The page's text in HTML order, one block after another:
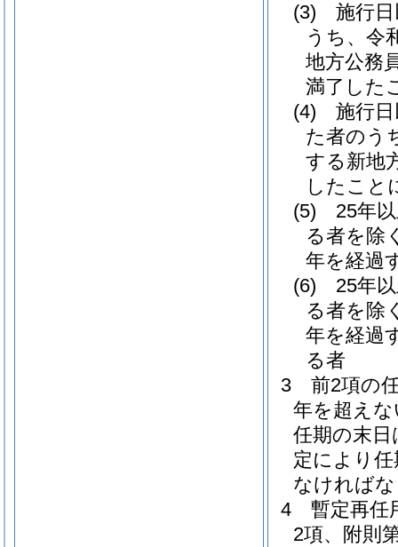
(3)
施行
うち、令
地方公務
満了した
(4)
施行
た者のう
する新地
したこと
(5)
25年
る者を除
年を経過
(6)
25年
る者を除
年を経過
る者
3
前2項の
年を超え
任期の末
定により
なければ
4
暫定再任
2項、附則